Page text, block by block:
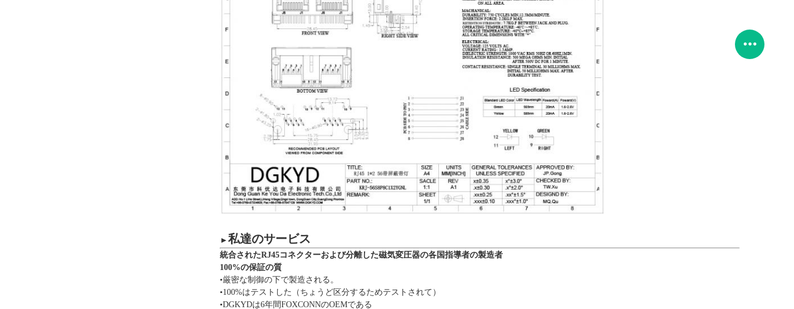
► 私達のサービス
統合されたRJ45コネクターおよび分離した磁気変圧器の各国指導者の製造者
100%の保証の質
•厳密な制御の下で製造される。
•100%はテストした（ちょうど区分するためテストされて）
•DGKYDは6年間FOXCONNのOEMである